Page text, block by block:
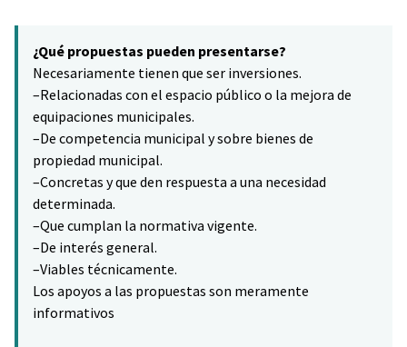
−
¿Qué propuestas pueden presentarse?
Necesariamente tienen que ser inversiones.
–Relacionadas con el espacio público o la mejora de
equipaciones municipales.
–De competencia municipal y sobre bienes de
propiedad municipal.
–Concretas y que den respuesta a una necesidad
determinada.
–Que cumplan la normativa vigente.
–De interés general.
–Viables técnicamente.
Los apoyos a las propuestas son meramente
informativos